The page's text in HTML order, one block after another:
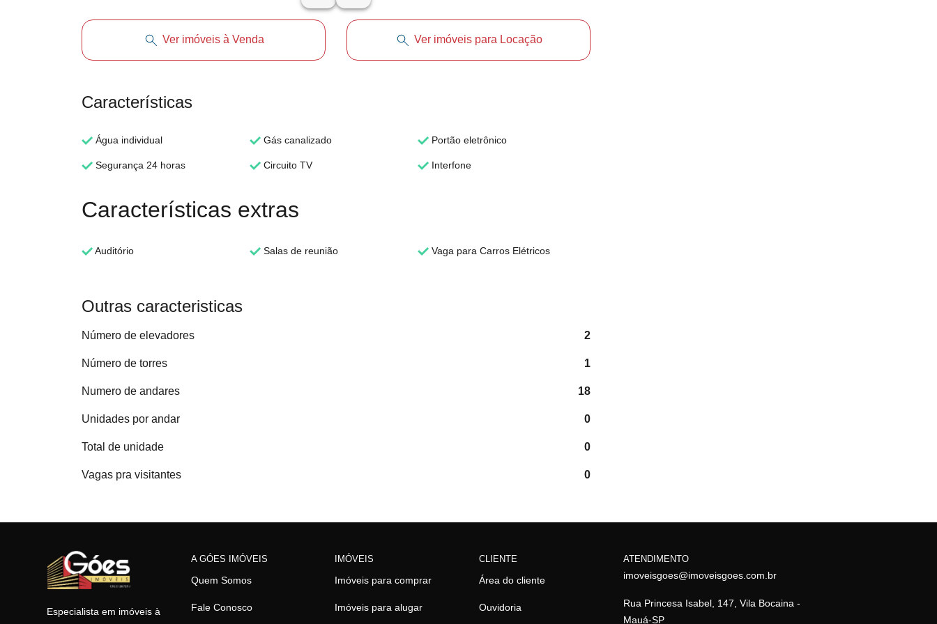
Ver imóveis à Venda Ver imóveis para Locação
Características
Água individual Gás canalizado Portão eletrônico
Segurança 24 horas Circuito TV Interfone
Características extras
Auditório Salas de reunião Vaga para Carros Elétricos
Outras caracteristicas
Número de elevadores 2
Número de torres 1
Numero de andares 18
Unidades por andar 0
Total de unidade 0
Vagas pra visitantes 0
Especialista em imóveis à
A GÓES IMÓVEIS
Quem Somos
Fale Conosco
IMÓVEIS
Imóveis para comprar
Imóveis para alugar
CLIENTE
Área do cliente
Ouvidoria
ATENDIMENTO
imoveisgoes@imoveisgoes.com.br
Rua Princesa Isabel, 147, Vila Bocaina -
Mauá-SP